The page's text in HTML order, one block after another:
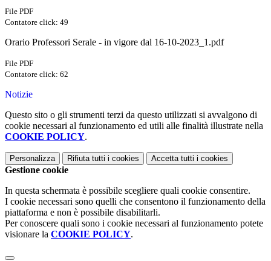
File PDF
Contatore click: 49
Orario Professori Serale - in vigore dal 16-10-2023_1.pdf
File PDF
Contatore click: 62
Notizie
Questo sito o gli strumenti terzi da questo utilizzati si avvalgono di
cookie necessari al funzionamento ed utili alle finalità illustrate nella
COOKIE POLICY.
Personalizza Rifiuta tutti i cookies Accetta tutti i cookies
Gestione cookie
In questa schermata è possibile scegliere quali cookie consentire.
I cookie necessari sono quelli che consentono il funzionamento della
piattaforma e non è possibile disabilitarli.
Per conoscere quali sono i cookie necessari al funzionamento potete
visionare la COOKIE POLICY.